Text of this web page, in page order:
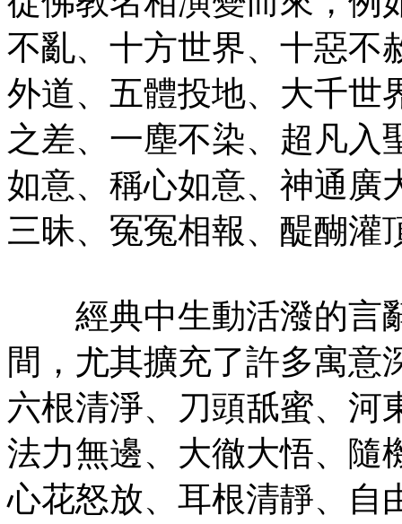
不亂、十方世界、十惡不
外道、五體投地、大千世
之差、一塵不染、超凡入
如意、稱心如意、神通廣
三昧、冤冤相報、醍醐灌
經典中生動活潑的言
間，尤其擴充了許多寓意
六根清淨、刀頭舐蜜、河
法力無邊、大徹大悟、隨
心花怒放、耳根清靜、自